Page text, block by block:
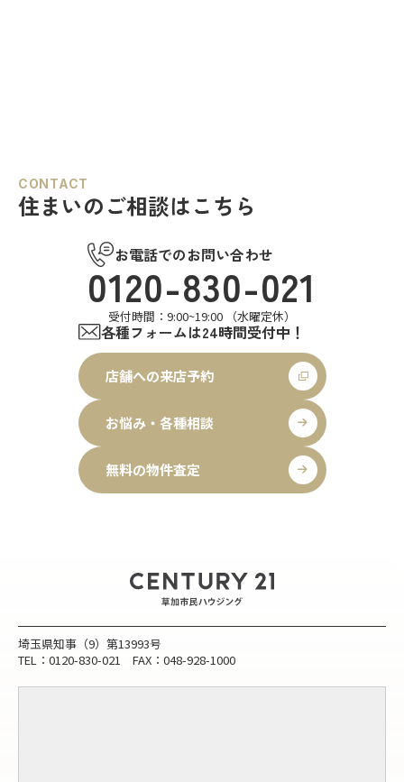
CONTACT
住まいのご相談はこちら
お電話でのお問い合わせ
0120-830-021
受付時間：9:00~19:00 （水曜定休）
各種フォームは24時間受付中！
店舗への来店予約
お悩み・各種相談
無料の物件査定
埼玉県知事（9）第13993号
TEL：0120-830-021 FAX：048-928-1000